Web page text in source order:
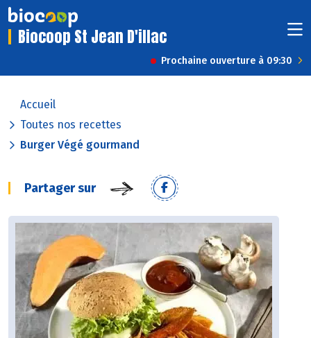
Biocoop St Jean D'illac
Prochaine ouverture à 09:30
Accueil
Toutes nos recettes
Burger Végé gourmand
Partager sur